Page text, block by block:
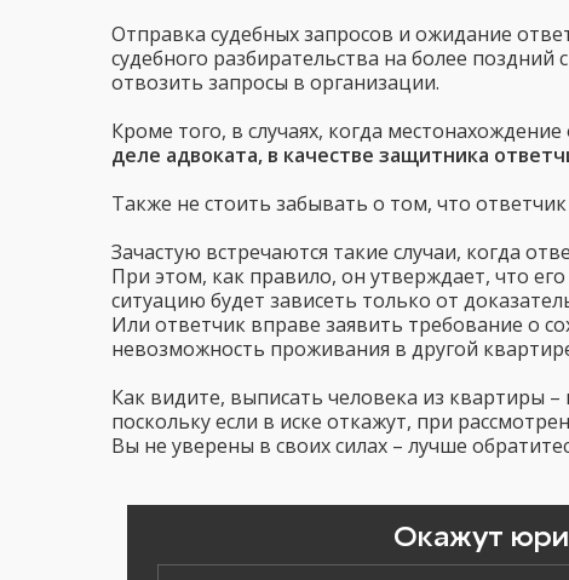
Отправка судебных запросов и ожидание
судебного разбирательства на более
отвозить запросы в организации.
Кроме того, в случаях, когда
деле адвоката, в качестве защитника
Также не стоить забывать о том, что
Зачастую встречаются такие случаи, когда
При этом, как правило, он утверждает, что
ситуацию будет зависеть только от
Или ответчик вправе заявить требование о
невозможность проживания в другой
Как видите, выписать человека из квартиры
поскольку если в иске откажут, при
Вы не уверены в своих силах – лучше
Окажут